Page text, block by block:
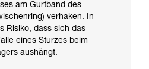
am Gurtband des
verhaken. In
Risiko, dass sich das
eines Sturzes beim
aushängt.